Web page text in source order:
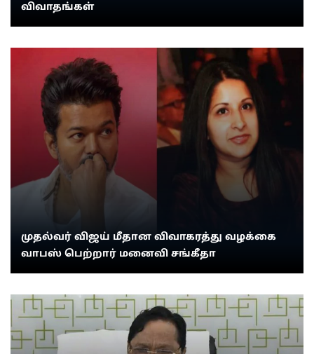
விவாதங்கள்
முதல்வர் விஜய் மீதான விவாகரத்து வழக்கை
வாபஸ் பெற்றார் மனைவி சங்கீதா